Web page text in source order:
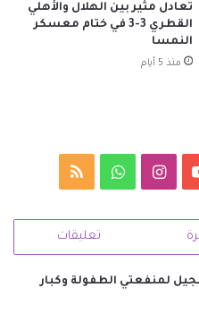
تعادل مثير بين الهلال والأهلي
القطري 3-3 في ختام معسكر
النمسا
منذ 5 أيام
‫YouTubeانستقرامواتسابملخص
RSS
تعليقات
لمنفعتي الطفولة وكبار